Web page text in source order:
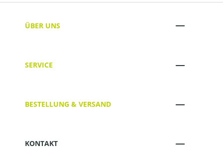
ÜBER UNS
SERVICE
BESTELLUNG & VERSAND
KONTAKT